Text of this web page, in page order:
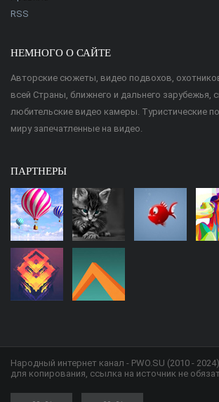
RSS
НЕМНОГО О САЙТЕ
Авторские сюжеты, видео подвохов,
всей Страны, ближнего и дальнего зарубежья,
любительские видео камеры. Туристические
миру запечатленные на видео.
ПАРТНЕРЫ
Народный интернет канал - PWO.SU (2010 -
для копирования, ссылка на источник не